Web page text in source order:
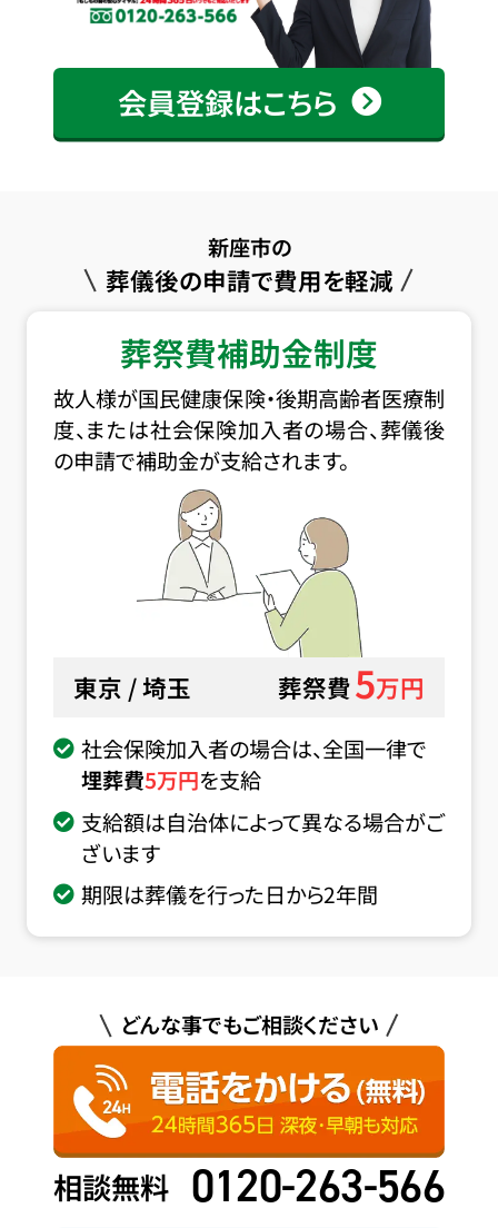
会員登録はこちら
新座市の
葬儀後の申請で費用を軽減
葬祭費補助金制度
故人様が国民健康保険・後期高齢者医療制
度、または社会保険加入者の場合、葬儀後
の申請で補助金が支給されます。
東京 / 埼玉 葬祭費5万円
社会保険加入者の場合は、全国一律で
埋葬費5万円を支給
支給額は自治体によって異なる場合がご
ざいます
期限は葬儀を行った日から2年間
どんな事でもご相談ください
相談無料 0120-263-566